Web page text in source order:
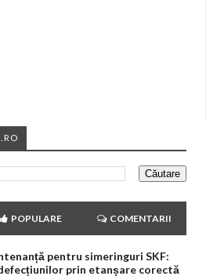
POPULARE COMENTARII
pentru simeringuri SKF:
prin etanșare corectă